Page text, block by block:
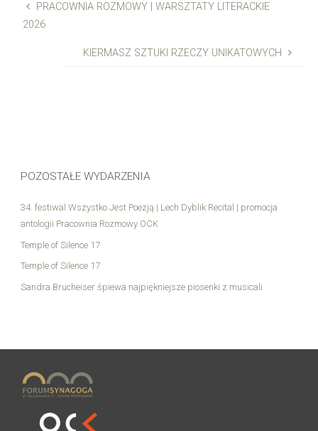
PRACOWNIA ROZMOWY | WARSZTATY LITERACKIE
2026
KIERMASZ SZTUKI RZECZY UNIKATOWYCH
POZOSTAŁE WYDARZENIA
34. festiwal Wszystko Jest Poezją | Lech Dyblik Recital | promocja
antologii Pracownia Rozmowy OCK
Temple of Silence 17
Temple of Silence 17
Sandra Brucheiser śpiewa najpiękniejsze piosenki z musicali